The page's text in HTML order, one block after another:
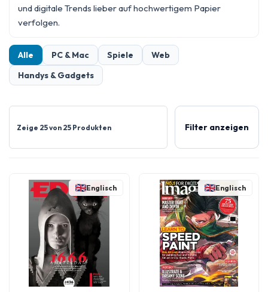
und digitale Trends lieber auf hochwertigem Papier
verfolgen.
Alle PC & Mac Spiele
Web
Handys & Gadgets
Zeige 25 von 25 Produkten Filter anzeigen
Englisch Englisch